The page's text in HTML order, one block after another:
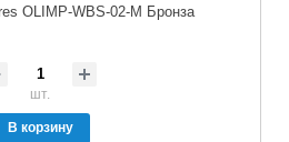
OLIMP-WBS-02-M Бронза
шт.
В корзину